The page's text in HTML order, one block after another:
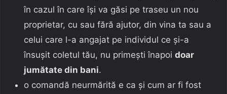
în cazul în care își va găsi pe traseu un nou
proprietar, cu sau fără ajutor, din vina ta sau a
celui care l-a angajat pe individul ce și-a
însușit coletul tău, nu primești înapoi doar
jumătate din bani.
o comandă neurmărită e ca și cum ar fi fost